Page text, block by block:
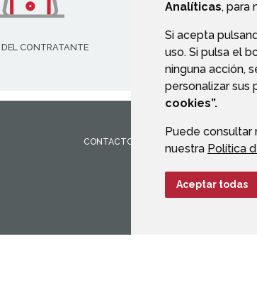
Analíticas, para
Si acepta
uso. Si pulsa el
ninguna acción,
personalizar sus
cookies”.
Puede consultar
nuestra Política
Aceptar todas
DEL CONTRATANTE VALIDACIÓN DE
CONTACTO